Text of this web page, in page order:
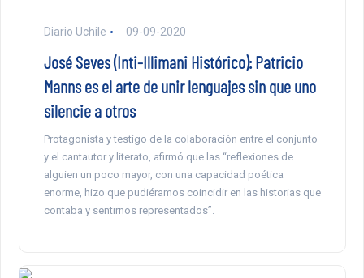
Diario Uchile 09-09-2020
José Seves (Inti-Illimani Histórico): Patricio
Manns es el arte de unir lenguajes sin que uno
silencie a otros
Protagonista y testigo de la colaboración entre el conjunto
y el cantautor y literato, afirmó que las “reflexiones de
alguien un poco mayor, con una capacidad poética
enorme, hizo que pudiéramos coincidir en las historias que
contaba y sentirnos representados”.